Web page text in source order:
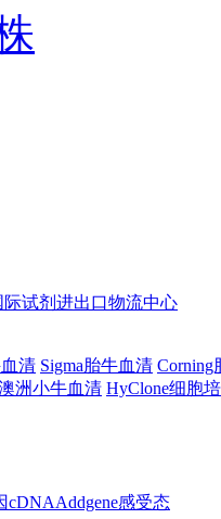
际试剂进出口物流中心
清 Sigma胎牛血清 Corning
洲小牛血清 HyClone细胞
cDNAAddgene感受态